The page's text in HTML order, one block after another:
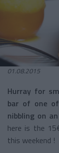
01.08.2015
Hurray for
bar of one
nibbling on
here is the
this weekend !